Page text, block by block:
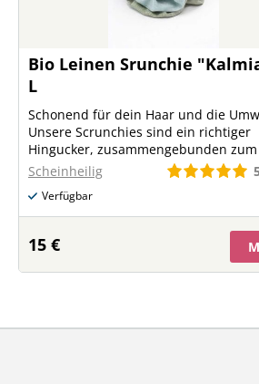
Bio Leinen Srunchie
L
Schonend für dein Haar und die
Unsere Scrunchies sind ein richtiger
Hingucker, zusammengebunden
oder zum Ponytail, die Frisur sitzt.
plastikfrei aus Bio Leinen und
Naturkautschuk Erhältlich in den Farben -
weiß, creme, grau, natur,
apricot
Scheinheilig
Verfügbar
15 €